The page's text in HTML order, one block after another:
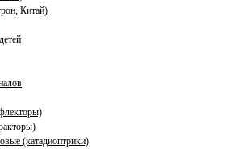
Китай)
(катадиоптрики)